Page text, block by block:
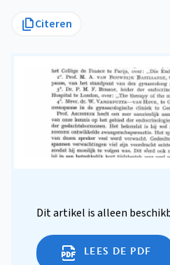
Citeren
Dit artikel is alleen
LEES DE PDF